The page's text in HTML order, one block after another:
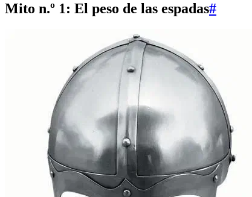
Mito n.º 1: El peso de las espadas#